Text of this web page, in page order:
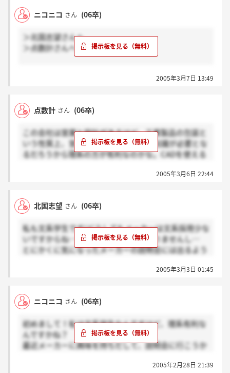
ん…
ちなみに私は、英語すらできません…
ニコニコ さん (06卒)
＞北国志望さんへ
＞点数計さんへ
北国志望さんは文系と言っていましたが、ここの説明
会には参加しますか？お二人とももしよければ教えて
2005年3月7日 13:49
点数計 さん (06卒)
この会社は営業と設計があるけど、工業製品の包装と
いう性質上、営業もある程度の設計的知識が必要とな
るだろうから理系の方が有利なのかな。CADを使える
2005年3月6日 22:44
北国志望 さん (06卒)
私も文系学生です!どうしてもメーカーは文系採用少な
いですからね…理系のように推薦もありませんし…
とにかくに気になったメーカーの説明会には出るよう
けど、昨年度の採用実績はどうやら文系0名でした…
2005年3月3日 01:45
ニコニコ さん (06卒)
初めまして！私は文系学生なんですけど、理系有利な
んですかね？
最近メーカーに興味を持ちだして、説明会に行こうか
2005年2月28日 21:39